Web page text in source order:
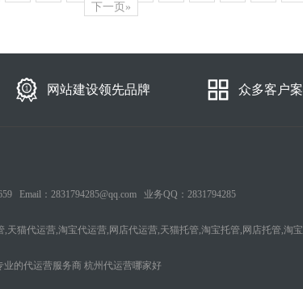
下一页»
网站建设领先品牌 众多客户
Email：2831794285@qq.com 业务QQ：2831794285
猫代运营,淘宝代运营,网店代运营,天猫托管,淘宝托管,网店托管,淘
业的代运营服务商 杭州代运营哪家好